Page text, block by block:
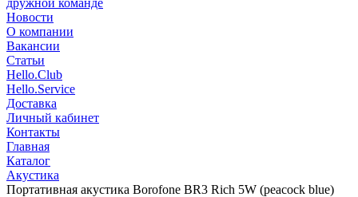
дружной команде
Новости
О компании
Вакансии
Статьи
Hello.Club
Hello.Service
Доставка
Личный кабинет
Контакты
Главная
Каталог
Акустика
Портативная акустика Borofone BR3 Rich 5W (peacock blue)